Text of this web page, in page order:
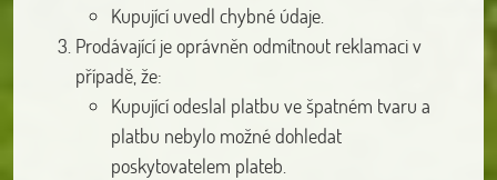
Kupující uvedl chybné údaje.
Prodávající je oprávněn odmítnout reklamaci v
případě, že:
Kupující odeslal platbu ve špatném tvaru a
platbu nebylo možné dohledat
poskytovatelem plateb.